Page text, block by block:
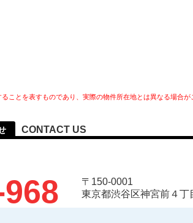
ことを表すものであり、実際の物件所在地とは異なる場合が
CONTACT US
〒150-0001
東京都渋谷区神宮前４